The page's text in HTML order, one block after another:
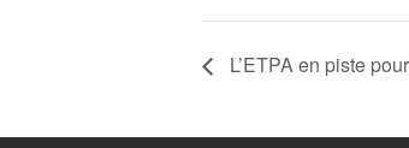
L’ETPA en piste